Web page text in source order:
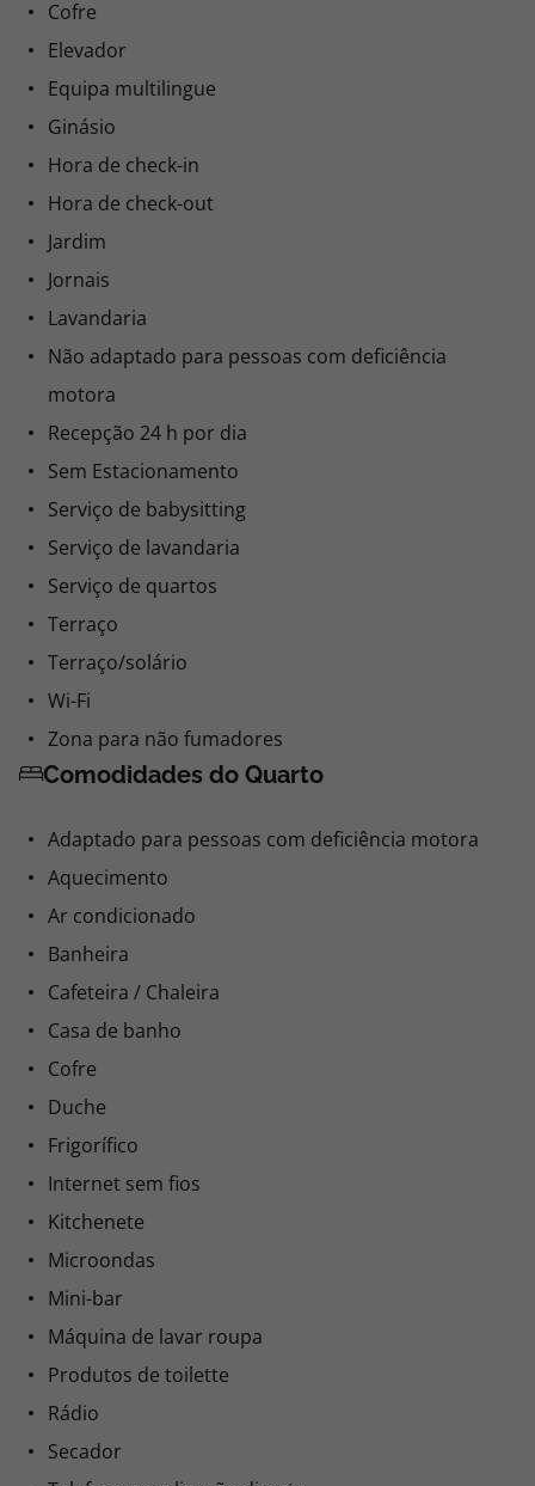
Pequeno Almoço
Não reembolsável
0,00€ por pessoa
Deluxe
Não reembolsável
Cobertura de telemóveis
Cofre
Elevador
Equipa multilingue
Ginásio
Hora de check-in
Hora de check-out
Jardim
Jornais
Lavandaria
Não adaptado para pessoas com deficiência
motora
Recepção 24 h por dia
Sem Estacionamento
Serviço de babysitting
Serviço de lavandaria
Serviço de quartos
Terraço
Terraço/solário
Wi-Fi
Zona para não fumadores
Comodidades do Quarto
Adaptado para pessoas com deficiência motora
Aquecimento
Ar condicionado
Banheira
Cafeteira / Chaleira
Casa de banho
Cofre
Duche
Frigorífico
Internet sem fios
Kitchenete
Microondas
Mini-bar
Máquina de lavar roupa
Produtos de toilette
Rádio